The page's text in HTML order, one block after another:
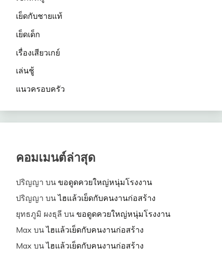
เย็ดกับชายแท้
เย็ดเด็ก
เรื่องเสียวเกย์
เล่นชู้
แนวครอบครัว
คอมเมนต์ล่าสุด
ปริญญา บน ขอดูดควยใหญ่หนุ่มโรงงาน
ปริญญา บนไฮแล้วเย็ดกับคนงานก่อสร้าง
ยุทธภูมิ ผงธุลี บน ขอดูดควยใหญ่หนุ่มโรงงาน
Max บนไฮแล้วเย็ดกับคนงานก่อสร้าง
Max บนไฮแล้วเย็ดกับคนงานก่อสร้าง